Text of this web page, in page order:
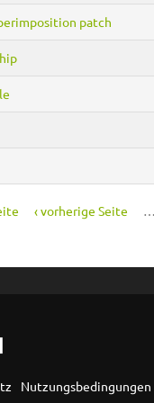
patch
‹ vorherige Seite
Nutzungsbedingungen